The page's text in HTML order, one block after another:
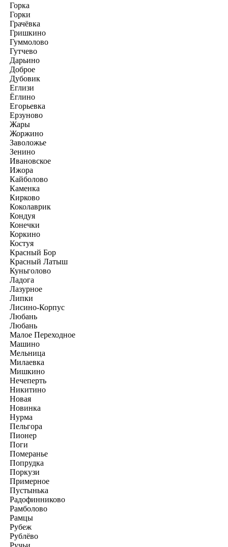
Горка
Горки
Грачёвка
Гришкино
Гуммолово
Гутчево
Дарьино
Доброе
Дубовик
Еглизи
Ёглино
Егорьевка
Ерзуново
Жары
Жоржино
Заволожье
Зенино
Ивановское
Ижора
Кайболово
Каменка
Кирково
Коколаврик
Кондуя
Конечки
Коркино
Костуя
Красный Бор
Красный Латыш
Куньголово
Ладога
Лазурное
Липки
Лисино-Корпус
Любань
Любань
Малое Переходное
Машино
Мельница
Милаевка
Мишкино
Нечеперть
Никитино
Новая
Новинка
Нурма
Пельгора
Пионер
Поги
Померанье
Попрудка
Поркузи
Примерное
Пустынька
Радофинниково
Рамболово
Рамцы
Рубеж
Рублёво